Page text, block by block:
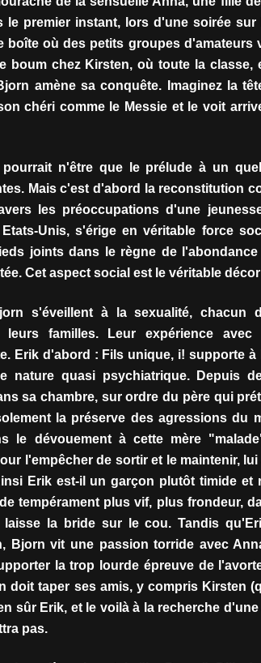
le premier instant, lors d'une soirée
boîte où des petits groupes d'amateurs
boum chez Kirsten, où toute la classe,
amène sa conquête. Imaginez la
chéri comme le Messie et le voit
n'être que le prélude à un
Mais c'est d'abord la reconstitution
les préoccupations d'une
Unis, s'érige en véritable force
joints dans le règne de
Cet aspect social est le véritable
s'éveillent à la sexualité, chacun
leurs familles. Leur expérience
Erik d'abord : Fils unique, i! supporte
nature quasi psychiatrique. Depuis
sa chambre, sur ordre du père qui
la préserve des agressions du
le dévouement à cette mère
l'empêcher de sortir et le maintenir,
Erik est-il un garçon plutôt timide et
tempérament plus vif, plus frondeur,
la bride sur le cou. Tandis
Bjorn vit une passion torride avec
la trop lourde épreuve de
doit taper ses amis, y compris Kirsten
sûr Erik, et le voilà à la recherche
pas.